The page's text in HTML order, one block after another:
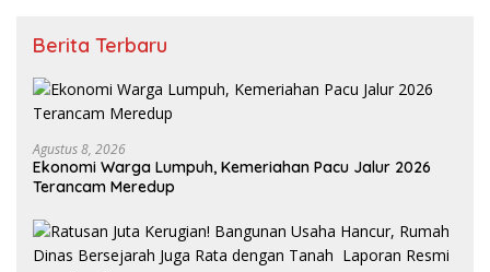
Berita Terbaru
Agustus 8, 2026
Ekonomi Warga Lumpuh, Kemeriahan Pacu Jalur 2026
Terancam Meredup